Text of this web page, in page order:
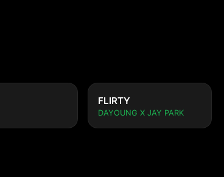
FLIRTY
DAYOUNG X JAY PARK